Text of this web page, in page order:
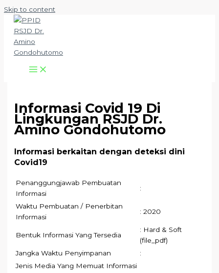
Skip to content
Informasi Covid 19 Di
Lingkungan RSJD Dr.
Amino Gondohutomo
Informasi berkaitan dengan deteksi dini
Covid19
Penanggungjawab Pembuatan
Informasi
:
Waktu Pembuatan / Penerbitan
Informasi
: 2020
Bentuk Informasi Yang Tersedia
: Hard & Soft
(file_pdf)
Jangka Waktu Penyimpanan
:
Jenis Media Yang Memuat Informasi